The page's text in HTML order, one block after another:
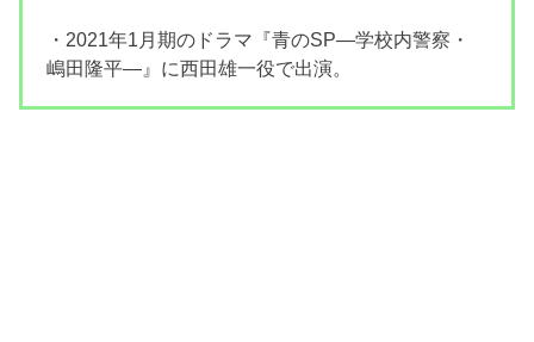
・2021年1月期のドラマ『青のSP―学校内警察・
嶋田隆平―』に西田雄一役で出演。